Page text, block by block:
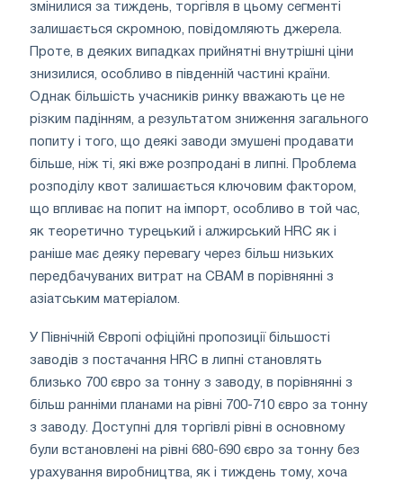
змінилися за тиждень, торгівля в цьому сегменті
залишається скромною, повідомляють джерела.
Проте, в деяких випадках прийнятні внутрішні ціни
знизилися, особливо в південній частині країни.
Однак більшість учасників ринку вважають це не
різким падінням, а результатом зниження загального
попиту і того, що деякі заводи змушені продавати
більше, ніж ті, які вже розпродані в липні. Проблема
розподілу квот залишається ключовим фактором,
що впливає на попит на імпорт, особливо в той час,
як теоретично турецький і алжирський HRC як і
раніше має деяку перевагу через більш низьких
передбачуваних витрат на CBAM в порівнянні з
азіатським матеріалом.
У Північній Європі офіційні пропозиції більшості
заводів з постачання HRC в липні становлять
близько 700 євро за тонну з заводу, в порівнянні з
більш ранніми планами на рівні 700-710 євро за тонну
з заводу. Доступні для торгівлі рівні в основному
були встановлені на рівні 680-690 євро за тонну без
урахування виробництва, як і тиждень тому, хоча